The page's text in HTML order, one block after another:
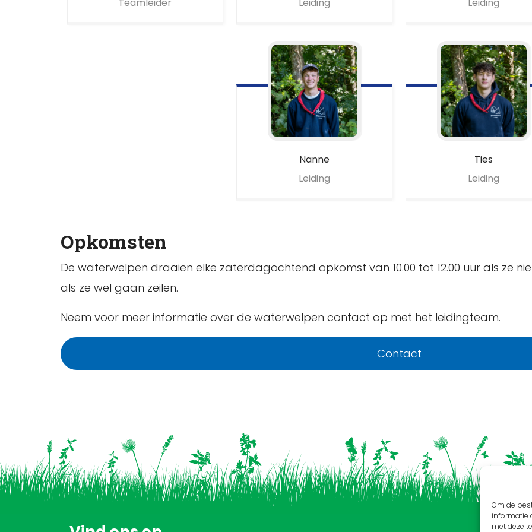
Om de
informatie
met deze
Nanne
Leiding
Ties
Leiding
Opkomsten
De waterwelpen draaien elke zaterdagochtend opkomst van 10.00 tot 12.00 uur als ze
als ze wel gaan zeilen.
Neem voor meer informatie over de waterwelpen contact op met het leidingteam.
Contact